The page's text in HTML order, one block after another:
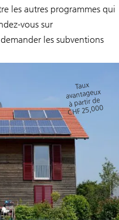
les autres programmes qui
vous sur
les subventions
Taux
avantageux
à partir de
CHF 25,000